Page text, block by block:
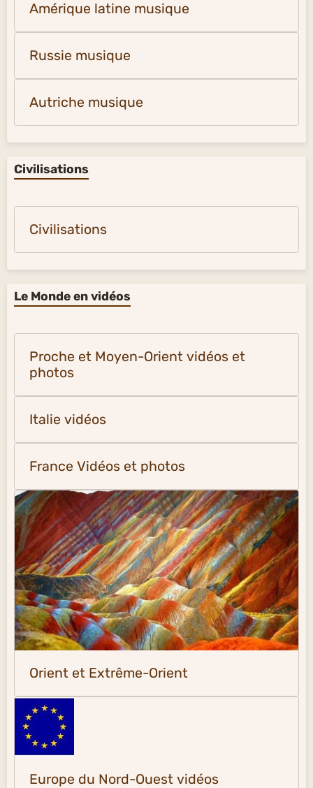
Amérique latine musique
Russie musique
Autriche musique
Civilisations
Civilisations
Le Monde en vidéos
Proche et Moyen-Orient vidéos et
photos
Italie vidéos
France Vidéos et photos
Orient et Extrême-Orient
Europe du Nord-Ouest vidéos